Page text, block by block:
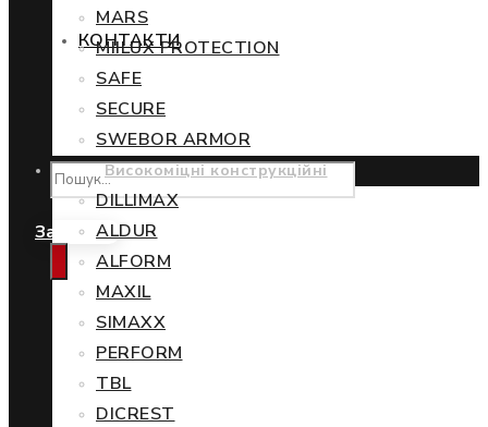
КОНТАКТИ
Замовити
MARS
MIILUX PROTECTION
SAFE
SECURE
SWEBOR ARMOR
Високоміцні конструкційні
DILLIMAX
ALDUR
ALFORM
MAXIL
SIMAXX
PERFORM
TBL
DICREST